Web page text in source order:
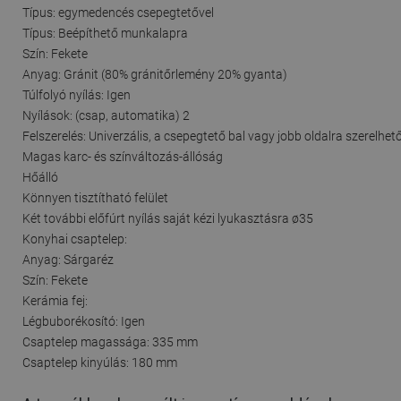
Típus: egymedencés csepegtetővel
Típus: Beépíthető munkalapra
Szín: Fekete
Anyag: Gránit (80% gránitőrlemény 20% gyanta)
Túlfolyó nyílás: Igen
Nyílások: (csap, automatika) 2
Felszerelés: Univerzális, a csepegtető bal vagy jobb oldalra
Magas karc- és színváltozás-állóság
Hőálló
Könnyen tisztítható felület
Két további előfúrt nyílás saját kézi lyukasztásra ø35
Konyhai csaptelep:
Anyag: Sárgaréz
Szín: Fekete
Kerámia fej:
Légbuborékosító: Igen
Csaptelep magassága: 335 mm
Csaptelep kinyúlás: 180 mm